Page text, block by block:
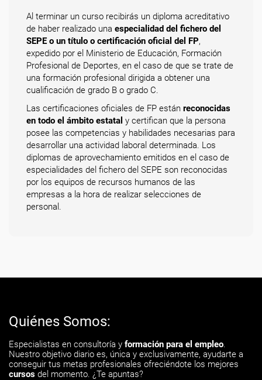
Al terminar un curso recibirás un diploma acreditativo
de haber realizado una especialidad del fichero del
SEPE o un título o certificación oficial del FP,
expedido por el Ministerio de Educación, Formación
Profesional de Deportes, en el caso de que se trate de
una formación profesional dirigida a obtener una
cualificación de grado B o grado C.
Las certificaciones oficiales de FP están reconocidas
en todo el ámbito estatal y certifican que la persona
posee las competencias y habilidades necesarias para
desarrollar una actividad laboral determinada. Los
diplomas de aprovechamiento emitidos en el caso de
especialidades del fichero del SEPE son reconocidas
por los equipos de recursos humanos de las
empresas a la hora de realizar selecciones de
personal.
Quiénes Somos:
Especialistas en consultoría y formación para el empleo.
Nuestro objetivo diario es, única y exclusivamente, ayudarte a
conseguir tus metas profesionales ofreciéndote los mejores
cursos del momento. ¿Te apuntas?